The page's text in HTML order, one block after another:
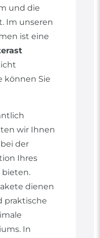
und die
Im unseren
ist eine
können Sie
wir Ihnen
der
Ihres
bieten.
dienen
praktische
In